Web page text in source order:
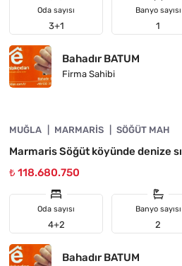
Oda sayısı
3+1
Banyo sayısı
1
Bahadır BATUM
Firma Sahibi
YATIRIMA UYGUN
MUĞLA MARMARIS SÖĞÜT MAH
Marmaris Söğüt köyünde denize
₺ 118.680.750
Oda sayısı
4+2
Banyo sayısı
2
Bahadır BATUM